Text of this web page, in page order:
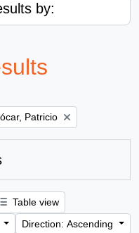
by:
Patricio
Table view
Direction: Ascending